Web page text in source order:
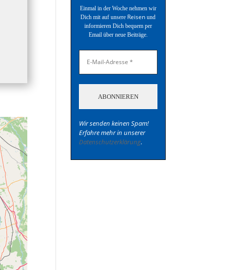
Einmal in der Woche nehmen wir
Dich mit auf unsere Reisen und
informieren Dich bequem per
Email über neue Beiträge.
Wir senden keinen Spam!
Erfahre mehr in unserer
Datenschutzerklärung.